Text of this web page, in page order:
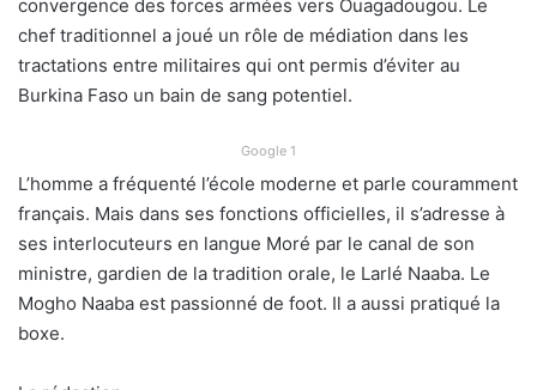
convergence des forces armées vers Ouagadougou. Le
chef traditionnel a joué un rôle de médiation dans les
tractations entre militaires qui ont permis d’éviter au
Burkina Faso un bain de sang potentiel.
Google 1
L’homme a fréquenté l’école moderne et parle couramment
français. Mais dans ses fonctions officielles, il s’adresse à
ses interlocuteurs en langue Moré par le canal de son
ministre, gardien de la tradition orale, le Larlé Naaba. Le
Mogho Naaba est passionné de foot. Il a aussi pratiqué la
boxe.